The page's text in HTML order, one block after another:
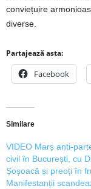
conviețuire
diverse.
Partajează asta:
Facebook
Similare
VIDEO Marș anti-
civil în București, cu
Șoșoacă și preoți în
Manifestanții